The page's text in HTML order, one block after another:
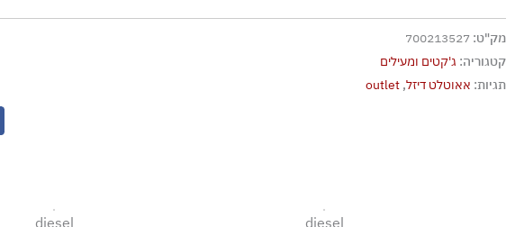
גיהוץ בחום נמוך
אסור לנקות בניקוי יבש כלל
אסור לייבש במכונה כלל
ייבוש בפריסה
מק"ט: 700213527
קטגוריה: ג'קטים ומעילים
תגיות: אאוטלט דיזל,
outlet
diesel
diesel